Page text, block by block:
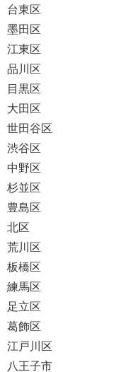
台東区
墨田区
江東区
品川区
目黒区
大田区
世田谷区
渋谷区
中野区
杉並区
豊島区
北区
荒川区
板橋区
練馬区
足立区
葛飾区
江戸川区
八王子市